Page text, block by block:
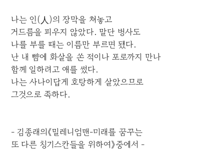
나는 인(人)의 장막을 쳐놓고
거드름을 피우지 않았다. 말단 병사도
나를 부를 때는 이름만 부르면 됐다.
난 내 뺨에 화살을 쏜 적이나 포로까지 만나
함께 일하려고 애를 썼다.
나는 사나이답게 호탕하게 살았으므로
그것으로 족하다.
- 김종래의《밀레니엄맨-미래를 꿈꾸는
또 다른 칭기스칸들을 위하여》중에서 -